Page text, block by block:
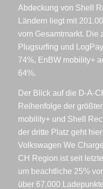
Abdeckung von Shell
Ländern liegt mit
vom Gesamtmarkt. Die
Plugsurfing und
74%, EnBW mobility+
64%.
Der Blick auf die D-A-
Reihenfolge der
mobility+ und Shell
der dritte Platz geht
Volkswagen We
CH Region ist seit
um beachtliche 25%
über 67.000